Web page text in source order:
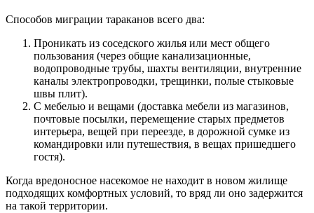
Способов миграции тараканов всего два:
Проникать из соседского жилья или мест общего
пользования (через общие канализационные,
водопроводные трубы, шахты вентиляции, внутренние
каналы электропроводки, трещинки, полые стыковые
швы плит).
С мебелью и вещами (доставка мебели из магазинов,
почтовые посылки, перемещение старых предметов
интерьера, вещей при переезде, в дорожной сумке из
командировки или путешествия, в вещах пришедшего
гостя).
Когда вредоносное насекомое не находит в новом жилище
подходящих комфортных условий, то вряд ли оно задержится
на такой территории.